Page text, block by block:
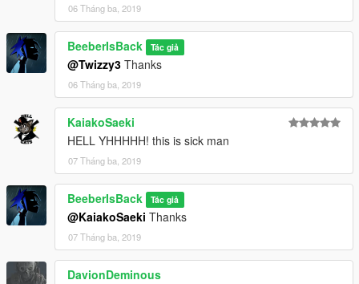
06 Tháng ba, 2019
BeeberIsBack Tác giả
@Twizzy3 Thanks
06 Tháng ba, 2019
KaiakoSaeki
HELL YHHHHH! this is sick man
07 Tháng ba, 2019
BeeberIsBack Tác giả
@KaiakoSaeki Thanks
07 Tháng ba, 2019
DavionDeminous